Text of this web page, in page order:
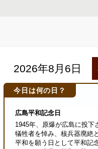
今日は何の日？